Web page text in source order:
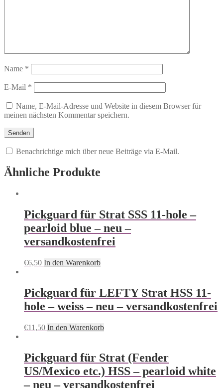
Name *
E-Mail *
Name, E-Mail-Adresse und Website in diesem Browser für
meinen nächsten Kommentar speichern.
Benachrichtige mich über neue Beiträge via E-Mail.
Ähnliche Produkte
Pickguard für Strat SSS 11-hole –
pearloid blue – neu –
versandkostenfrei
€6,50 In den Warenkorb
Pickguard für LEFTY Strat HSS 11-
hole – weiss – neu – versandkostenfrei
€11,50 In den Warenkorb
Pickguard für Strat (Fender
US/Mexico etc.) HSS – pearloid white
– neu – versandkostenfrei